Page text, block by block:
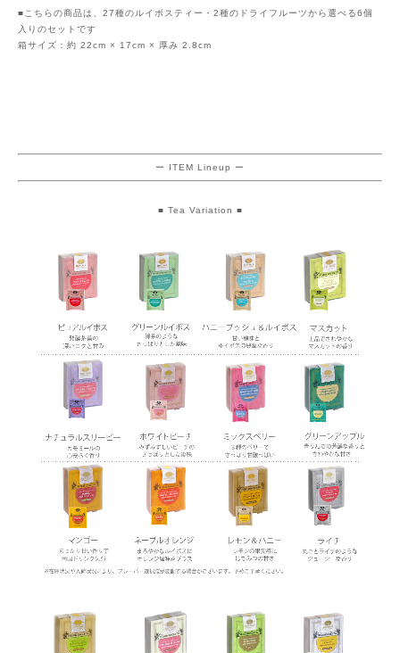
■こちらの商品は、27種のルイボスティー・2種のドライフルーツから選べる6個
入りのセットです
箱サイズ：約 22cm × 17cm × 厚み 2.8cm
ー ITEM Lineup ー
■ Tea Variation ■